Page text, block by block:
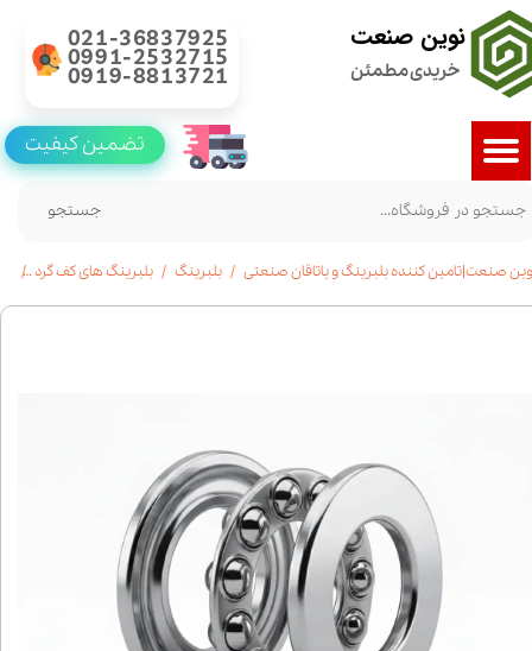
نوین صنعت
خریدی مطمئن
021-36837925
0991-2532715
0919-8813721
جستجو
تضمین کیفیت
صنعت|تامین کننده بلبرینگ و یاتاقان صنعتی بلبرینگ بلبرینگ های کف گرد